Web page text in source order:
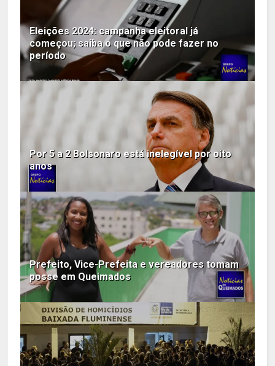
Eleições 2024: campanha eleitoral já
começou; saiba o que não pode fazer no
período
Por 5 a 2 Bolsonaro está inelegível por oito
anos
Prefeito, Vice-Prefeita e vereadores tomam
posse em Queimados